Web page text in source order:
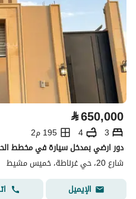
⃁650,000
3
4
195 م2
دور ارضي بمدخل سيارة في مخطط
شارع 20، حي غرناطة، خميس مشيط
الإيميل